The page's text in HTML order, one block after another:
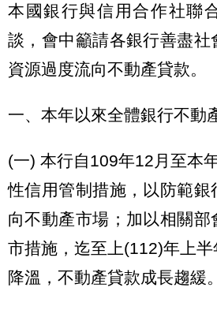
本國銀行與信用合作社聯
談，會中籲請各銀行善盡社
資源過度流向不動產貸款。
一、本年以來全體銀行不動
(一) 本行自109年12月至本
性信用管制措施，以防範銀
向不動產市場；加以相關
市措施，迄至上(112)年上
降溫，不動產貸款成長趨緩。